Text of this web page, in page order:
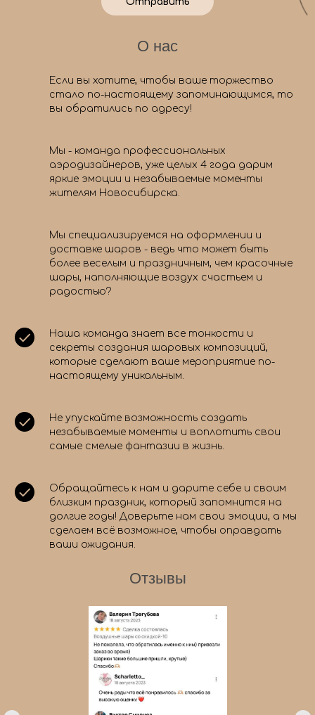
О нас
Если вы хотите, чтобы ваше торжество
стало по-настоящему запоминающимся, то
вы обратились по адресу!
Мы - команда профессиональных
аэродизайнеров, уже целых 4 года дарим
яркие эмоции и незабываемые моменты
жителям Новосибирска.
Мы специализируемся на оформлении и
доставке шаров - ведь что может быть
более веселым и праздничным, чем красочные
шары, наполняющие воздух счастьем и
радостью?
Наша команда знает все тонкости и
секреты создания шаровых композиций,
которые сделают ваше мероприятие по-
настоящему уникальным.
Не упускайте возможность создать
незабываемые моменты и воплотить свои
самые смелые фантазии в жизнь.
Обращайтесь к нам и дарите себе и своим
близким праздник, который запомнится на
долгие годы! Доверьте нам свои эмоции, а мы
сделаем всё возможное, чтобы оправдать
ваши ожидания.
Отзывы